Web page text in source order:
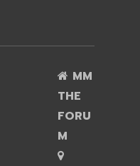
MM
THE
FORU
M